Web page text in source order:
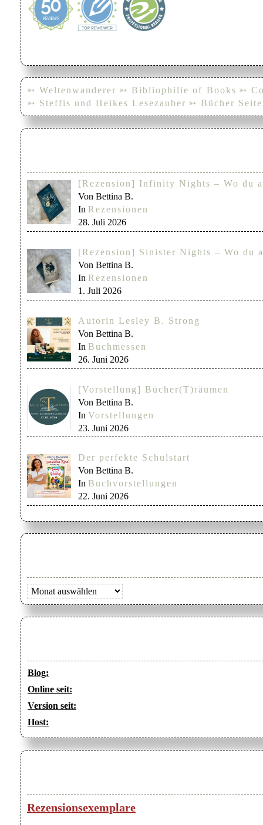
➳ Weltenwanderer ➳ Bibliophilie of Books ➳
➳ Steffis und Heikes Lesezauber ➳ Bücher
[Rezension] Infinity Nights – Wo du
Von Bettina B.
In Rezensionen
28. Juli 2026
[Rezension] Sinister Nights – Wo du
Von Bettina B.
In Rezensionen
1. Juli 2026
Autorin Lesley B. Strong
Von Bettina B.
In Buchmessen
26. Juni 2026
[Vorstellung] Bücher(T)räumen
Von Bettina B.
In Vorstellungen
23. Juni 2026
Der perfekte Schulstart
Von Bettina B.
In Buchvorstellungen
22. Juni 2026
Archiv
Blog:
Online seit:
Version seit:
Host:
Rezensionsexemplare